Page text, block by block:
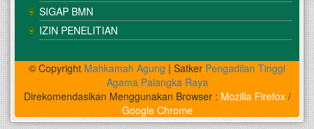
SIGAP BMN
IZIN PENELITIAN
© Copyright Mahkamah Agung | Satker Pengadilan Tinggi
Agama Palangka Raya
Direkomendasikan Menggunakan Browser : Mozilla Firefox/
Google Chrome